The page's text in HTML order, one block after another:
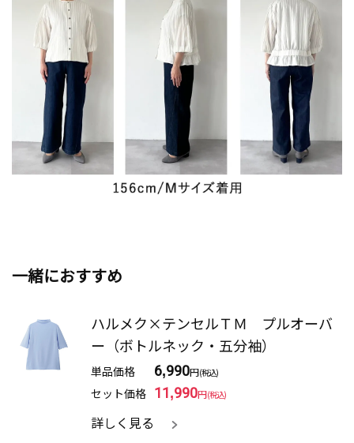
一緒におすすめ
ハルメク×テンセルＴＭ プルオーバ
ー（ボトルネック・五分袖）
単品価格 6,990円(税込)
セット価格 11,990円(税込)
詳しく見る